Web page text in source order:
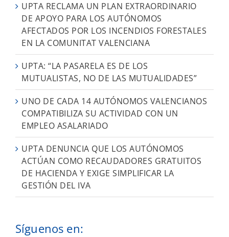
UPTA RECLAMA UN PLAN EXTRAORDINARIO
DE APOYO PARA LOS AUTÓNOMOS
AFECTADOS POR LOS INCENDIOS FORESTALES
EN LA COMUNITAT VALENCIANA
UPTA: “LA PASARELA ES DE LOS
MUTUALISTAS, NO DE LAS MUTUALIDADES”
UNO DE CADA 14 AUTÓNOMOS VALENCIANOS
COMPATIBILIZA SU ACTIVIDAD CON UN
EMPLEO ASALARIADO
UPTA DENUNCIA QUE LOS AUTÓNOMOS
ACTÚAN COMO RECAUDADORES GRATUITOS
DE HACIENDA Y EXIGE SIMPLIFICAR LA
GESTIÓN DEL IVA
Síguenos en: